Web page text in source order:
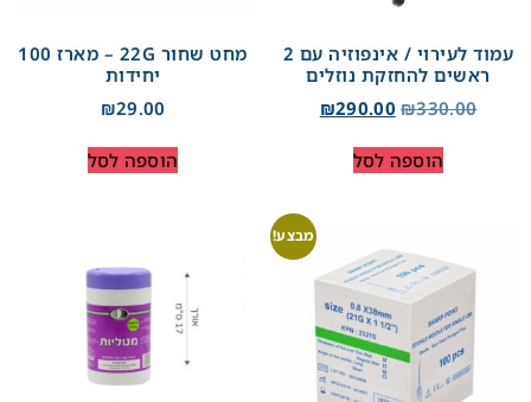
עמוד לעירוי / אינפוזיה עם 2
ראשים להחזקת נוזלים
₪330.00
₪290.00
הוספה לסל
מחט שחור 22G – מארז 100
יחידות
₪29.00
הוספה לסל
מבצע!